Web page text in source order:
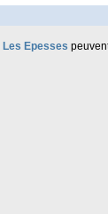
Les Epesses